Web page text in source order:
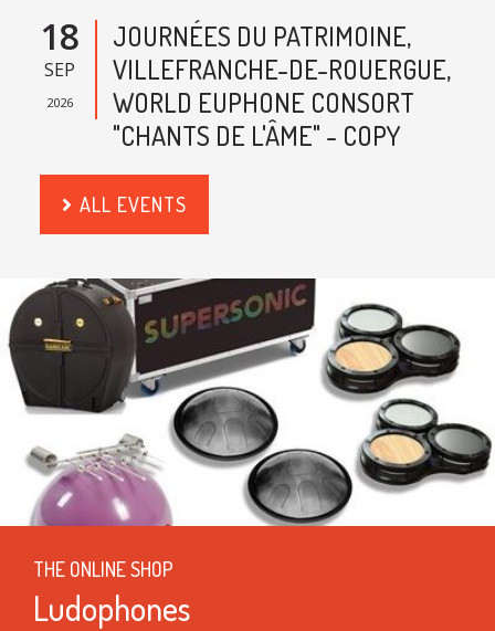
18
SEP
2026
JOURNÉES DU PATRIMOINE,
VILLEFRANCHE-DE-ROUERGUE,
WORLD EUPHONE CONSORT
"CHANTS DE L'ÂME" - COPY
ALL EVENTS
THE ONLINE SHOP
Ludophones